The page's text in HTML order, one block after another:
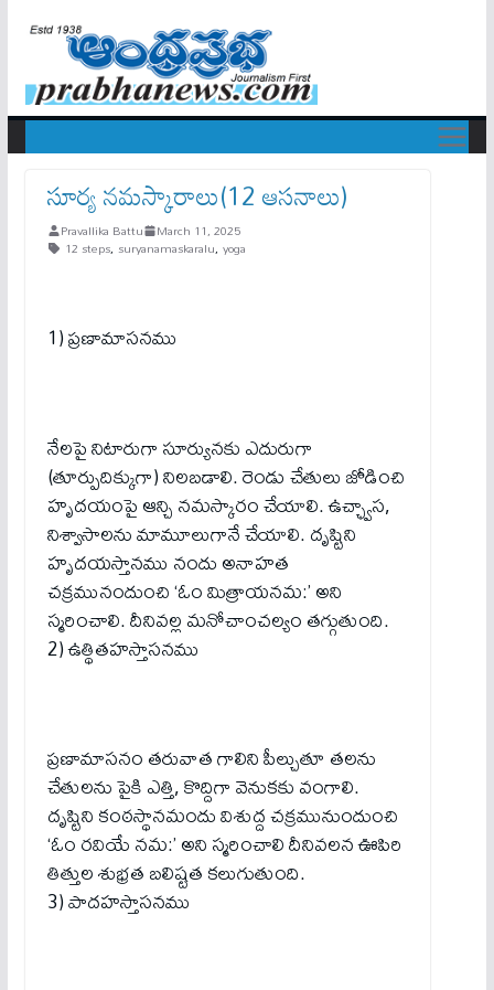
సూర్య నమస్కారాలు(12 ఆసనాలు)
Pravallika Battu March 11, 2025
12 steps, suryanamaskaralu, yoga
1) ప్రణామాసనము
నేలపై నిటారుగా సూర్యునకు ఎదురుగా
(తూర్పుదిక్కుగా) నిలబడాలి. రెండు చేతులు జోడించి
హృదయంపై ఆన్చి నమస్కారం చేయాలి. ఉచ్ఛ్వాస,
నిశ్వాసాలను మామూలుగానే చేయాలి. దృష్టిని
హృదయస్తానము నందు అనాహత
చక్రమునందుంచి ‘ఓం మిత్రాయనమ:’ అని
స్మరించాలి. దీనివల్ల మనోచాంచల్యం తగ్గుతుంది.
2) ఉత్థితహస్తాసనము
ప్రణామాసనం తరువాత గాలిని పీల్చుతూ తలను
చేతులను పైకి ఎత్తి, కొద్దిగా వెనుకకు వంగాలి.
దృష్టిని కంఠస్థానమందు విశుద్ద చక్రమునుందుంచి
‘ఓం రవియే నమ:’ అని స్మరించాలి దీనివలన ఊపిరి
తిత్తుల శుభ్రత బలిష్టత కలుగుతుంది.
3) పాదహస్తాసనము